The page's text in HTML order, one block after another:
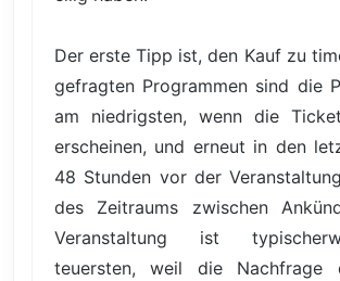
Der erste Tipp ist, den Kauf zu
gefragten Programmen sind die
am niedrigsten, wenn die
erscheinen, und erneut in den
48 Stunden vor der
des Zeitraums zwischen
Veranstaltung ist
teuersten, weil die Nachfrage